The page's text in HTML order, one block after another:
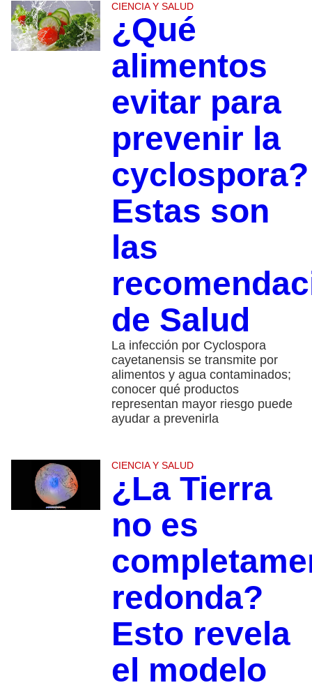
CIENCIA Y SALUD
¿Qué
alimentos
evitar para
prevenir la
cyclospora?
Estas son
las
de Salud
La infección por Cyclospora
cayetanensis se transmite por
alimentos y agua contaminados;
conocer qué productos
representan mayor riesgo puede
ayudar a prevenirla
CIENCIA Y SALUD
¿La Tierra
no es
redonda?
Esto revela
el modelo